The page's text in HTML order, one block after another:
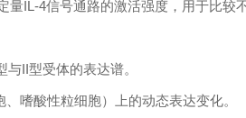
IL-4信号通路的激活强度，用于比较
II型受体的表达谱。
嗜酸性粒细胞）上的动态表达变化。